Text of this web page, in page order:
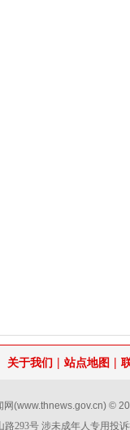
关于我们 | 站点地图 |
网(www.thnews.gov.cn) ©
293号 涉未成年人专用投